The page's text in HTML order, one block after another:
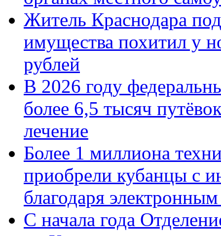
Житель Краснодара
имущества похитил у
рублей
В 2026 году
более 6,5 тысяч
лечение
Более 1 миллиона
приобрели кубанцы с
благодаря
С начала года